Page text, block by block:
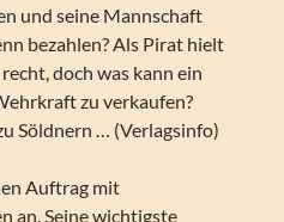
und seine Mannschaft
bezahlen? Als Pirat hielt
doch was kann ein
zu verkaufen?
Söldnern … (Verlagsinfo)
Auftrag mit
an. Seine wichtigste